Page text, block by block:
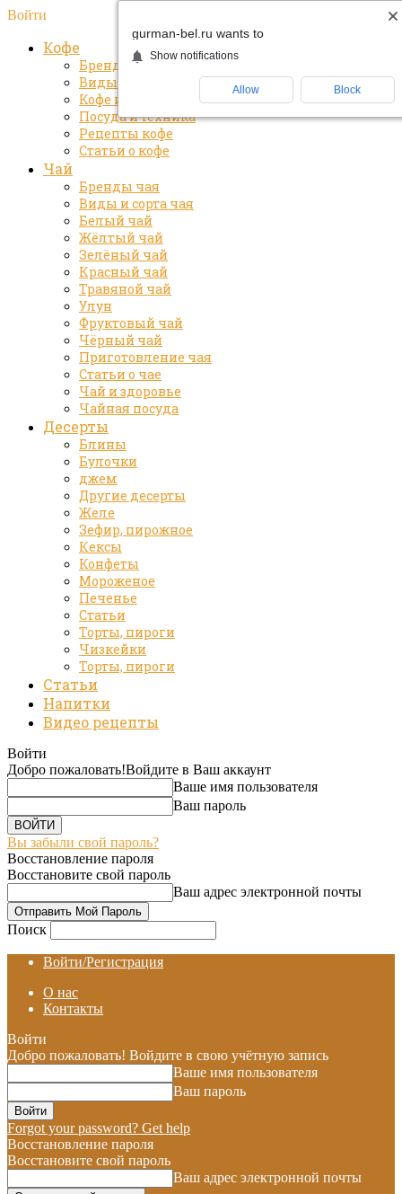
Войти
Кофе
Бренды кофе
Виды и сорта кофе
Кофе и здоровье
Посуда и техника
Рецепты кофе
Статьи о кофе
Чай
Бренды чая
Виды и сорта чая
Белый чай
Жёлтый чай
Зелёный чай
Красный чай
Травяной чай
Улун
Фруктовый чай
Чёрный чай
Приготовление чая
Статьи о чае
Чай и здоровье
Чайная посуда
Десерты
Блины
Булочки
джем
Другие десерты
Желе
Зефир, пирожное
Кексы
Конфеты
Мороженое
Печенье
Статьи
Торты, пироги
Чизкейки
Торты, пироги
Статьи
Напитки
Видео рецепты
Войти
Добро пожаловать!Войдите в Ваш аккаунт
Ваше имя пользователя
Ваш пароль
Вы забыли свой пароль?
Восстановление пароля
Восстановите свой пароль
Ваш адрес электронной почты
Поиск
Войти/Регистрация
О нас
Контакты
Войти
Добро пожаловать! Войдите в свою учётную запись
Ваше имя пользователя
Ваш пароль
Forgot your password? Get help
Восстановление пароля
Восстановите свой пароль
Ваш адрес электронной почты
gurman-bel.ru wants to
Show notifications
Allow Block